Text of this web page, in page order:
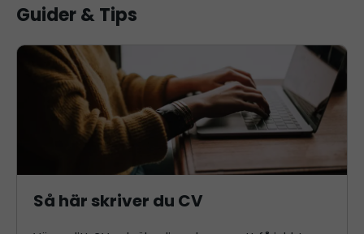
Guider & Tips
Så här skriver du CV